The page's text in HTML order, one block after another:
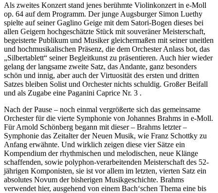
Als zweites Konzert stand jenes berühmte Violinkonzert in e-Moll
op. 64 auf dem Programm. Der junge Augsburger Simon Luethy
spielte auf seiner Gaglino Geige mit dem Satori-Bogen dieses bei
allen Geigern hochgeschätzte Stück mit souveräner Meisterschaft,
begeisterte Publikum und Musiker gleichermaßen mit seiner uneitlen
und hochmusikalischen Präsenz, die dem Orchester Anlass bot, das
„Silbertablett“ seiner Begleitkunst zu präsentieren. Auch hier wieder
gelang der langsame zweite Satz, das Andante, ganz besonders
schön und innig, aber auch der Virtuosität des ersten und dritten
Satzes bleiben Solist und Orchester nichts schuldig. Großer Beifall
und als Zugabe eine Paganini Caprice Nr. 3 .
Nach der Pause – noch einmal vergrößerte sich das gemeinsame
Orchester für die vierte Symphonie von Johannes Brahms in e-Moll.
Für Arnold Schönberg begann mit dieser – Brahms letzter –
Symphonie das Zeitalter der Neuen Musik, wie Franz Schottky zu
Anfang erwähnte. Und wirklich zeigen diese vier Sätze ein
Kompendium der rhythmischen und melodischen, neue Klänge
schaffenden, sowie polyphon-verarbeitenden Meisterschaft des 52-
jährigen Komponisten, sie ist vor allem im letzten, vierten Satz ein
absolutes Novum der bisherigen Musikgeschichte. Brahms
verwendet hier, ausgehend von einem Bach‘schen Thema eine bis